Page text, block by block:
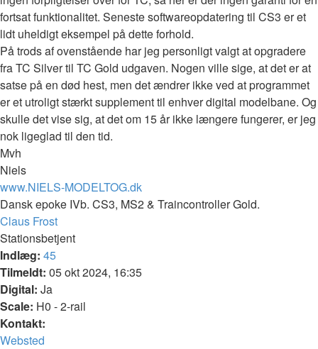
fortsat funktionalitet. Seneste softwareopdatering til CS3 er et
lidt uheldigt eksempel på dette forhold.
På trods af ovenstående har jeg personligt valgt at opgradere
fra TC Silver til TC Gold udgaven. Nogen ville sige, at det er at
satse på en død hest, men det ændrer ikke ved at programmet
er et utroligt stærkt supplement til enhver digital modelbane. Og
skulle det vise sig, at det om 15 år ikke længere fungerer, er jeg
nok ligeglad til den tid.
Mvh
Niels
www.NIELS-MODELTOG.dk
Dansk epoke IVb. CS3, MS2 & Traincontroller Gold.
Top
Claus Frost
Stationsbetjent
Indlæg: 45
Tilmeldt: 05 okt 2024, 16:35
Digital: Ja
Scale: H0 - 2-rail
Kontakt:
Kontakt
Websted